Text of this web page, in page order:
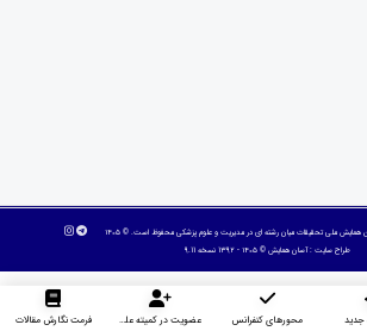
همایش ملی تحقیقات میان رشته ای در مديريت و علوم پزشکی محفوظ است. © ۱۴۰۵
طراح سایت :آسان همایش © ۱۴۰۵ - 1392 نسخه 9.11
جدید محورهای کنفرانس عضویت در کمیته علمی داوران فرمت نگارش مقالات